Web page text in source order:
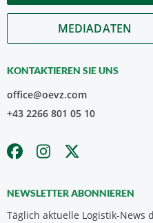
MEDIADATEN
KONTAKTIEREN SIE UNS
office@oevz.com
+43 2266 801 05 10
NEWSLETTER ABONNIEREN
Täglich aktuelle Logistik-News